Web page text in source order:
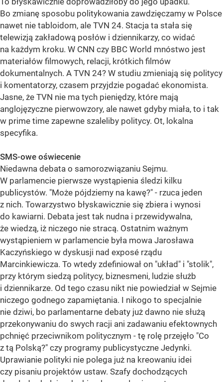
Bo zmianę sposobu politykowania zawdzięczamy w Polsce
nawet nie tabloidom, ale TVN 24. Stacja ta stała się
telewizją zakładową posłów i dziennikarzy, co widać
na każdym kroku. W CNN czy BBC World mnóstwo jest
materiałów filmowych, relacji, krótkich filmów
dokumentalnych. A TVN 24? W studiu zmieniają się politycy
i komentatorzy, czasem przyjdzie pogadać ekonomista.
Jasne, że TVN nie ma tych pieniędzy, które mają
anglojęzyczne pierwowzory, ale nawet gdyby miała, to i tak
w prime time zapewne szaleliby politycy. Ot, lokalna
specyfika.
SMS-owe oświecenie
Niedawna debata o samorozwiązaniu Sejmu.
W parlamencie pierwsze wystąpienia śledzi kilku
publicystów. "Może pójdziemy na kawę?" - rzuca jeden
z nich. Towarzystwo błyskawicznie się zbiera i wynosi
do kawiarni. Debata jest tak nudna i przewidywalna,
że wiedzą, iż niczego nie stracą. Ostatnim ważnym
wystąpieniem w parlamencie była mowa Jarosława
Kaczyńskiego w dyskusji nad exposé rządu
Marcinkiewicza. To wtedy zdefiniował on "układ" i "stolik",
przy którym siedzą politycy, biznesmeni, ludzie służb
i dziennikarze. Od tego czasu nikt nie powiedział w Sejmie
niczego godnego zapamiętania. I nikogo to specjalnie
nie dziwi, bo parlamentarne debaty już dawno nie służą
przekonywaniu do swych racji ani zadawaniu efektownych
pchnięć przeciwnikom politycznym - tę rolę przejęło "Co
z tą Polską?" czy programy publicystyczne Jedynki.
Uprawianie polityki nie polega już na kreowaniu idei
czy pisaniu projektów ustaw. Szafy dochodzących